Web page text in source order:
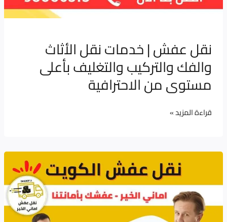
نقل عفش | خدمات نقل الأثاث
والفك والتركيب والتغليف بأعلى
مستوى من الاحترافية
قراءة المزيد »
المكاتب
الكويت